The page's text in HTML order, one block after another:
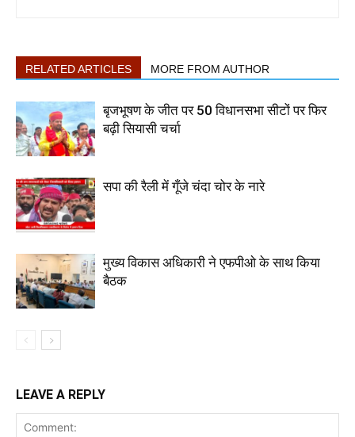
RELATED ARTICLES MORE FROM AUTHOR
बृजभूषण के जीत पर 50 विधानसभा सीटों पर फिर
बढ़ी सियासी चर्चा
सपा की रैली में गूँजे चंदा चोर के नारे
मुख्य विकास अधिकारी ने एफपीओ के साथ किया
बैठक
LEAVE A REPLY